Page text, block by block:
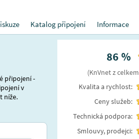
Katalog připojení Informace
připojení -
v
níže.
86 %
(KnVnetz celkem
Kvalita a rychlost:
Ceny služeb:
Technická podpora:
Smlouvy, prodejci: